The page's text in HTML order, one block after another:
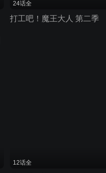
24话全
打工吧！魔王大人 第二季
12话全